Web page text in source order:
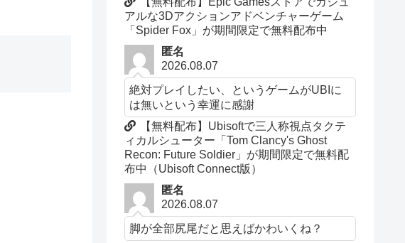
アルな3Dアクションアドベンチャーゲーム
「Spider Fox」が期間限定で無料配布中
匿名
2026.08.07
絶対プレイしたい、というゲームがUBIに
は無いという幸運に感謝
【無料配布】Ubisoftで三人称視点タクテ
ィカルシューター「Tom Clancy's Ghost
Recon: Future Soldier」が期間限定で無料配
布中（Ubisoft Connect版）
匿名
2026.08.07
脚が全部尻尾だと思えばかわいくね？